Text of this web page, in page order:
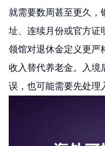
就需要数周甚至更久，
址、连续月份或官方证
领馆对退休金定义更严
收入替代养老金。入境
误，也可能需要先处理